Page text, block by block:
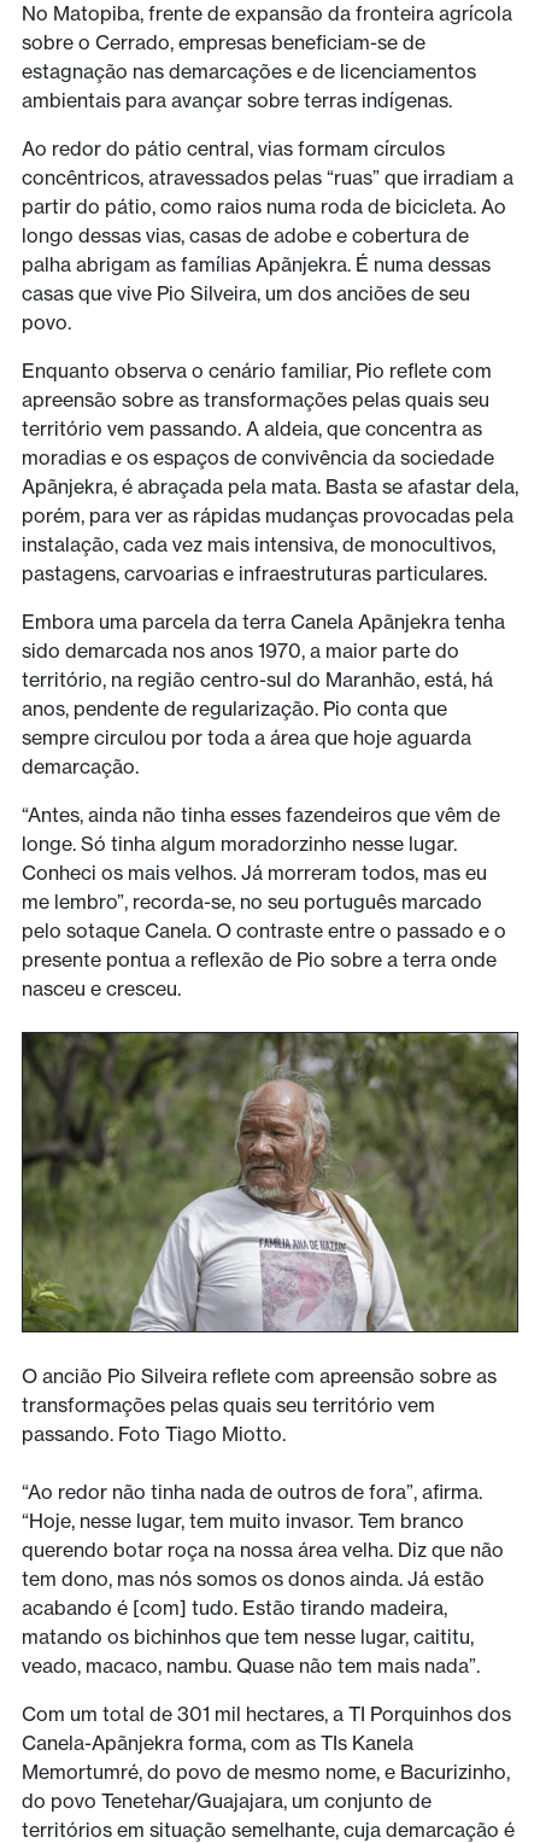
No Matopiba, frente de expansão da fronteira agrícola
sobre o Cerrado, empresas beneficiam-se de
estagnação nas demarcações e de licenciamentos
ambientais para avançar sobre terras indígenas.
Ao redor do pátio central, vias formam círculos
concêntricos, atravessados pelas “ruas” que irradiam a
partir do pátio, como raios numa roda de bicicleta. Ao
longo dessas vias, casas de adobe e cobertura de
palha abrigam as famílias Apãnjekra. É numa dessas
casas que vive Pio Silveira, um dos anciões de seu
povo.
Enquanto observa o cenário familiar, Pio reflete com
apreensão sobre as transformações pelas quais seu
território vem passando. A aldeia, que concentra as
moradias e os espaços de convivência da sociedade
Apãnjekra, é abraçada pela mata. Basta se afastar dela,
porém, para ver as rápidas mudanças provocadas pela
instalação, cada vez mais intensiva, de monocultivos,
pastagens, carvoarias e infraestruturas particulares.
Embora uma parcela da terra Canela Apãnjekra tenha
sido demarcada nos anos 1970, a maior parte do
território, na região centro-sul do Maranhão, está, há
anos, pendente de regularização. Pio conta que
sempre circulou por toda a área que hoje aguarda
demarcação.
“Antes, ainda não tinha esses fazendeiros que vêm de
longe. Só tinha algum moradorzinho nesse lugar.
Conheci os mais velhos. Já morreram todos, mas eu
me lembro”, recorda-se, no seu português marcado
pelo sotaque Canela. O contraste entre o passado e o
presente pontua a reflexão de Pio sobre a terra onde
nasceu e cresceu.
O ancião Pio Silveira reflete com apreensão sobre as
transformações pelas quais seu território vem
passando. Foto Tiago Miotto.
“Ao redor não tinha nada de outros de fora”, afirma.
“Hoje, nesse lugar, tem muito invasor. Tem branco
querendo botar roça na nossa área velha. Diz que não
tem dono, mas nós somos os donos ainda. Já estão
acabando é [com] tudo. Estão tirando madeira,
matando os bichinhos que tem nesse lugar, caititu,
veado, macaco, nambu. Quase não tem mais nada”.
Com um total de 301 mil hectares, a TI Porquinhos dos
Canela-Apãnjekra forma, com as TIs Kanela
Memortumré, do povo de mesmo nome, e Bacurizinho,
do povo Tenetehar/Guajajara, um conjunto de
territórios em situação semelhante, cuja demarcação é